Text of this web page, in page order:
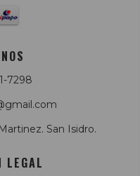
7298
San Isidro.
LEGAL